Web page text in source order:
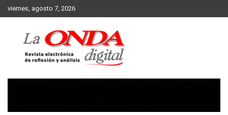
Skip
to
viernes, agosto 7, 2026